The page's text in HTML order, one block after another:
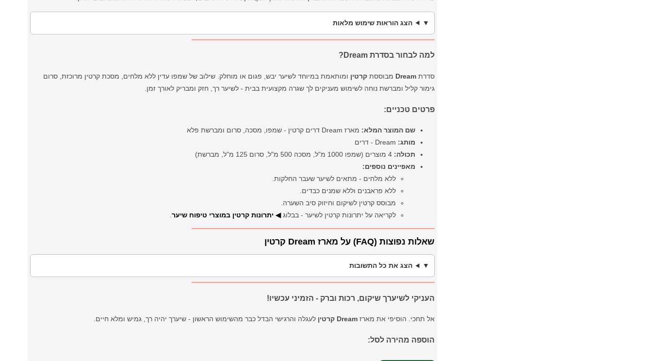
הצג הוראות שימוש מלאות
למה לבחור בסדרת Dream?
סדרתDream מבוססתקרטין ומותאמת במיוחד לשיער יבש, פגום או מוחלק. שילוב של שמפו עדין ללא מלחים, מסכת קרטין מרוכזת, סרום
גימור קליל ומברשת נוחה לשימוש מעניקים לך שגרה מקצועית בבית - לשיער רך, חזק ומבריק לאורך זמן.
פרטים טכניים:
שם המוצר המלא: מארז Dream דרים קרטין - שמפו, מסכה, סרום ומברשת פלא
מותג:
תכולה: 4 מוצרים (שמפו 1000 מ"ל, מסכה 500 מ"ל, סרום 125 מ"ל, מברשת)
מאפיינים נוספים:
ללא מלחים - מתאים לשיער שעבר החלקות.
ללא פראבנים וללא שמנים כבדים.
מבוסס קרטין לשיקום וחיזוק סיב השערה.
לקריאה על יתרונות קרטין לשיער - בבלוג◀ יתרונות קרטין במוצרי טיפוח שיער.
שאלות נפוצות (FAQ) על מארז Dream קרטין
הצג את כל התשובות
העניקי לשיערך שיקום, רכות וברק - הזמיני עכשיו!
אל תחכי. הוסיפי את מארזDream קרטין לעגלה והרגישי הבדל כבר מהשימוש הראשון - שיערך יהיה רך, גמיש ומלא חיים.
הוספה מהירה לסל: